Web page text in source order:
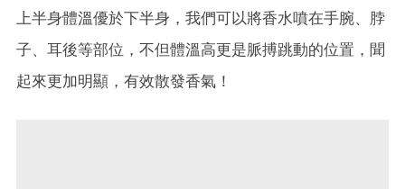
上半身體溫優於下半身，我們可以將香水噴在手腕、脖
子、耳後等部位，不但體溫高更是脈搏跳動的位置，聞
起來更加明顯，有效散發香氣！